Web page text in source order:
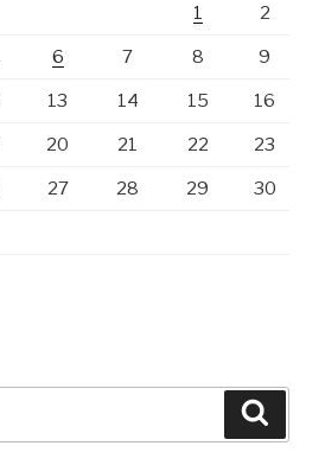
1 2
6 7 8 9
13 14 15 16
20 21 22 23
27 28 29 30